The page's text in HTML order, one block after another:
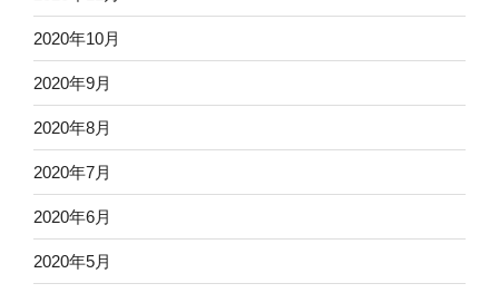
2020年10月
2020年9月
2020年8月
2020年7月
2020年6月
2020年5月